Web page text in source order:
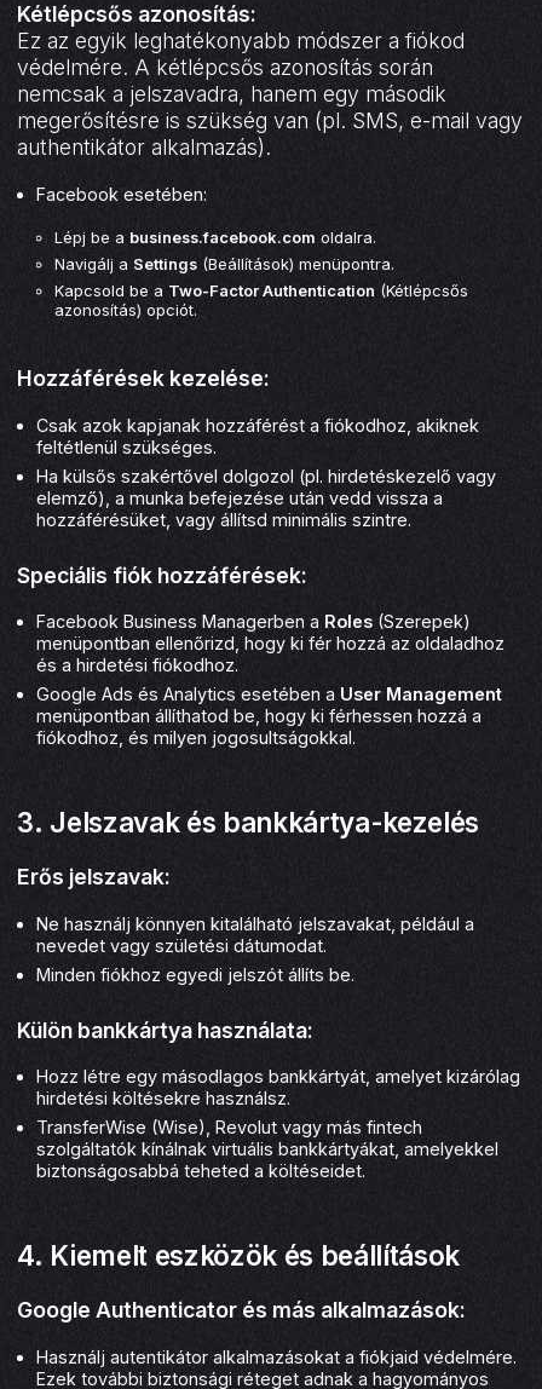
Kétlépcsős azonosítás:
Ez az egyik leghatékonyabb módszer a fiókod
védelmére. A kétlépcsős azonosítás során
nemcsak a jelszavadra, hanem egy második
megerősítésre is szükség van (pl. SMS, e-mail vagy
authentikátor alkalmazás).
Facebook esetében:
Lépj be a business.facebook.com oldalra.
Navigálj a Settings(Beállítások) menüpontra.
Kapcsold be a Two-Factor Authentication (Kétlépcsős
azonosítás) opciót.
Hozzáférések kezelése:
Csak azok kapjanak hozzáférést a fiókodhoz, akiknek
feltétlenül szükséges.
Ha külsős szakértővel dolgozol (pl. hirdetéskezelő vagy
elemző), a munka befejezése után vedd vissza a
hozzáférésüket, vagy állítsd minimális szintre.
Speciális fiók hozzáférések:
Facebook Business Managerben a Roles (Szerepek)
menüpontban ellenőrizd, hogy ki fér hozzá az oldaladhoz
és a hirdetési fiókodhoz.
Google Ads és Analytics esetében a User Management
menüpontban állíthatod be, hogy ki férhessen hozzá a
fiókodhoz, és milyen jogosultságokkal.
3. Jelszavak és bankkártya-kezelés
Erős jelszavak:
Ne használj könnyen kitalálható jelszavakat, például a
nevedet vagy születési dátumodat.
Minden fiókhoz egyedi jelszót állíts be.
Külön bankkártya használata:
Hozz létre egy másodlagos bankkártyát, amelyet kizárólag
hirdetési költésekre használsz.
TransferWise (Wise), Revolut vagy más fintech
szolgáltatók kínálnak virtuális bankkártyákat, amelyekkel
biztonságosabbá teheted a költéseidet.
4. Kiemelt eszközök és beállítások
Google Authenticator és más alkalmazások:
Használj autentikátor alkalmazásokat a fiókjaid védelmére.
Ezek további biztonsági réteget adnak a hagyományos